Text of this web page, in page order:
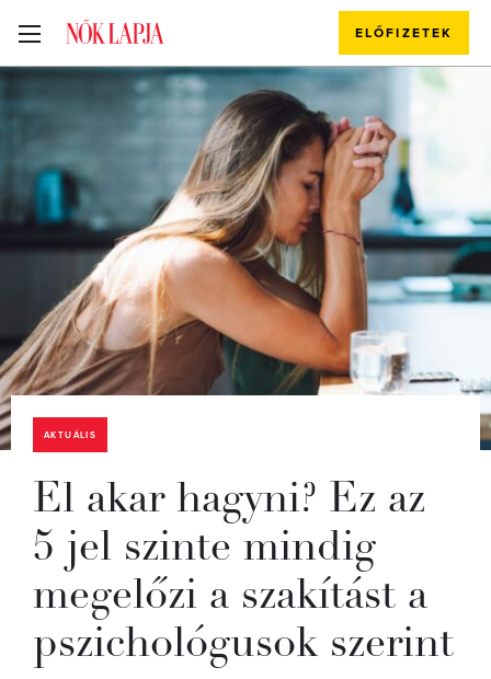
ELŐFIZETEK
AKTUÁLIS
El akar hagyni? Ez az
5 jel szinte mindig
megelőzi a szakítást a
pszichológusok szerint